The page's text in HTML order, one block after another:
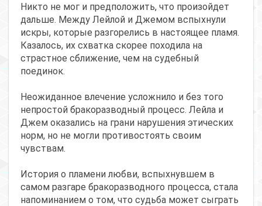
Никто не мог и предположить, что произойдет
дальше. Между Лейлой и Джемом вспыхнули
искры, которые разгорелись в настоящее пламя.
Казалось, их схватка скорее походила на
страстное сближение, чем на судебный
поединок.
Неожиданное влечение усложнило и без того
непростой бракоразводный процесс. Лейла и
Джем оказались на грани нарушения этических
норм, но не могли противостоять своим
чувствам.
История о пламени любви, вспыхнувшем в
самом разгаре бракоразводного процесса, стала
напоминанием о том, что судьба может сыграть